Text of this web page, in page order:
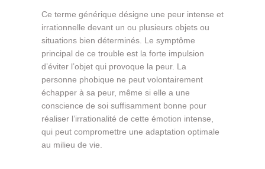
Ce terme générique désigne une peur intense et
irrationnelle devant un ou plusieurs objets ou
situations bien déterminés. Le symptôme
principal de ce trouble est la forte impulsion
d’éviter l’objet qui provoque la peur. La
personne phobique ne peut volontairement
échapper à sa peur, même si elle a une
conscience de soi suffisamment bonne pour
réaliser l’irrationalité de cette émotion intense,
qui peut compromettre une adaptation optimale
au milieu de vie.